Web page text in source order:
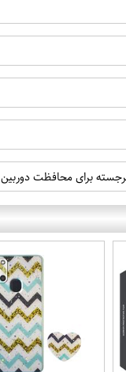
برای محافظت دوربین